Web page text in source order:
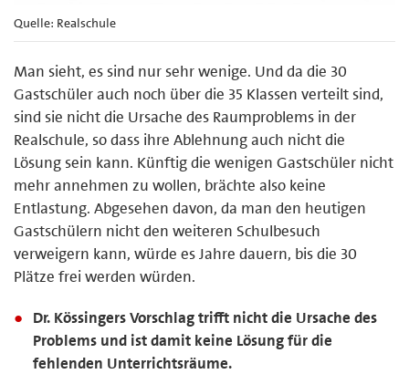
Quelle: Realschule
Man sieht, es sind nur sehr wenige. Und da die 30
Gastschüler auch noch über die 35 Klassen verteilt sind,
sind sie nicht die Ursache des Raumproblems in der
Realschule, so dass ihre Ablehnung auch nicht die
Lösung sein kann. Künftig die wenigen Gastschüler nicht
mehr annehmen zu wollen, brächte also keine
Entlastung. Abgesehen davon, da man den heutigen
Gastschülern nicht den weiteren Schulbesuch
verweigern kann, würde es Jahre dauern, bis die 30
Plätze frei werden würden.
Dr. Kössingers Vorschlag trifft nicht die Ursache des
Problems und ist damit keine Lösung für die
fehlenden Unterrichtsräume.